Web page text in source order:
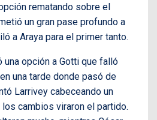
rematando sobre el
un gran pase profundo a
a Araya para el primer tanto.
una opción a Gotti que falló
una tarde donde pasó de
Larrivey cabeceando un
cambios viraron el partido.